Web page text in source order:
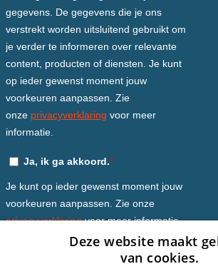
Deze website maakt
van cookies.